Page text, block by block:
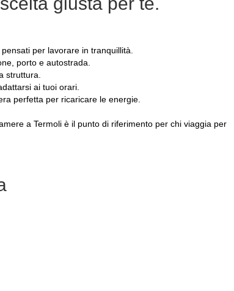
per lavorare in tranquillità.
porto e autostrada.
struttura.
ai tuoi orari.
perfetta per ricaricare le energie.
a Termoli è il punto di riferimento per chi viaggia per